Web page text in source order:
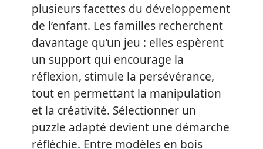
plusieurs facettes du développement
de l’enfant. Les familles recherchent
davantage qu’un jeu : elles espèrent
un support qui encourage la
réflexion, stimule la persévérance,
tout en permettant la manipulation
et la créativité. Sélectionner un
puzzle adapté devient une démarche
réfléchie. Entre modèles en bois